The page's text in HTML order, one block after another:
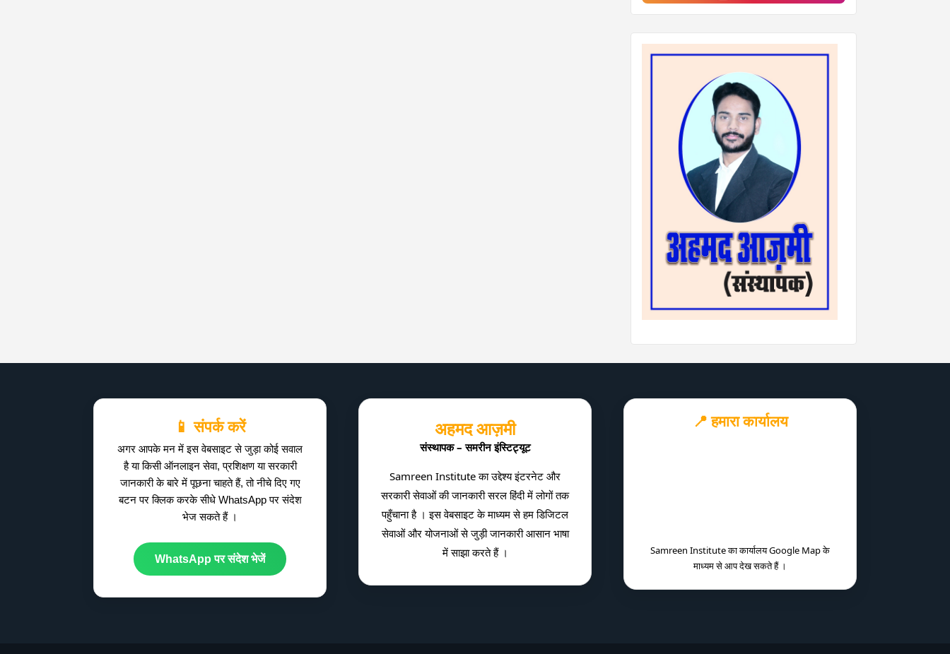
📱 संपर्क करें
अगर आपके मन में इस वेबसाइट से जुड़ा कोई सवाल
है या किसी ऑनलाइन सेवा, प्रशिक्षण या सरकारी
जानकारी के बारे में पूछना चाहते हैं, तो नीचे दिए गए
बटन पर क्लिक करके सीधे WhatsApp पर संदेश
भेज सकते हैं ।
WhatsApp पर संदेश भेजें
अहमद आज़मी
संस्थापक – समरीन इंस्टिट्यूट
Samreen Institute का उद्देश्य इंटरनेट और
सरकारी सेवाओं की जानकारी सरल हिंदी में लोगों तक
पहुँचाना है । इस वेबसाइट के माध्यम से हम डिजिटल
सेवाओं और योजनाओं से जुड़ी जानकारी आसान भाषा
में साझा करते हैं ।
📍 हमारा कार्यालय
Samreen Institute का कार्यालय Google Map के
माध्यम से आप देख सकते हैं ।